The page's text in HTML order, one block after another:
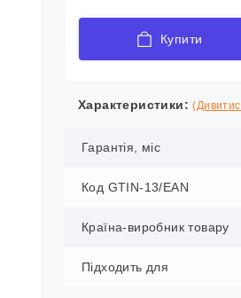
Купити
Характеристики:
Гарантія, міс
Код GTIN-13/EAN
Країна-виробник товару
Підходить для